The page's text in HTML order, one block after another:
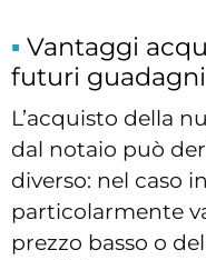
Vantaggi
futuri guadagni
L’acquisto della
dal notaio può
diverso: nel caso
particolarmente
prezzo basso o